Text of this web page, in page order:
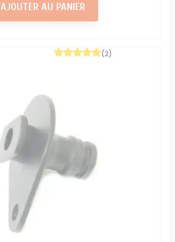
AJOUTER AU PANIER
(2)